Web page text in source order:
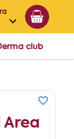
club
Area